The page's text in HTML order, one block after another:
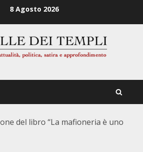
8 Agosto 2026
del libro “La mafioneria è uno